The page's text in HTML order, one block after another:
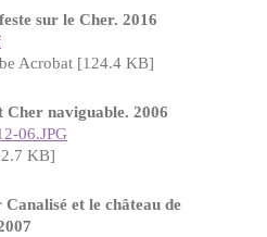
sur le Cher. 2016
Acrobat [124.4 KB]
Cher naviguable. 2006
06.JPG
KB]
et le château de